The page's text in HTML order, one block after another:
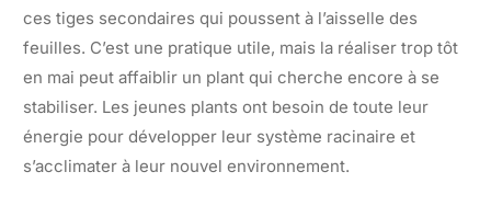
ces tiges secondaires qui poussent à l’aisselle des
feuilles. C’est une pratique utile, mais la réaliser trop tôt
en mai peut affaiblir un plant qui cherche encore à se
stabiliser. Les jeunes plants ont besoin de toute leur
énergie pour développer leur système racinaire et
s’acclimater à leur nouvel environnement.